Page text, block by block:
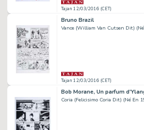
Tajan 12/03/2016 (CET)
Bruno Brazil
Vance (William Van Cutsen Dit)
Tajan 12/03/2016 (CET)
Bob Morane, Un parfum
Coria (Felicisimo Coria Dit) (Né En